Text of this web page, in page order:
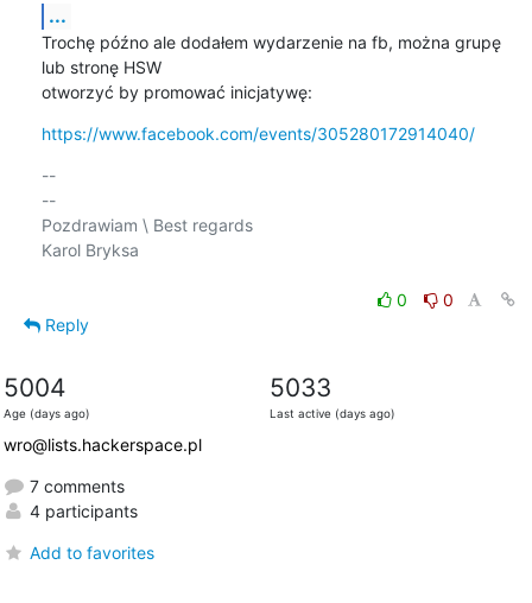
...
Trochę późno ale dodałem wydarzenie na fb, można grupę
lub stronę HSW
otworzyć by promować inicjatywę:
https://www.facebook.com/events/305280172914040/
--
--
Pozdrawiam \ Best regards
Karol Bryksa
0
0
Reply
5004
Age (days ago)
5033
Last active (days ago)
wro@lists.hackerspace.pl
7 comments
4 participants
Add to favorites